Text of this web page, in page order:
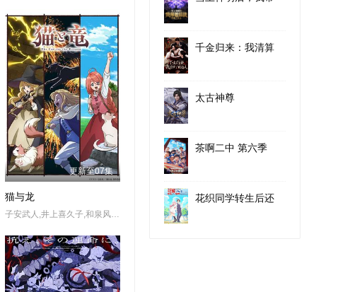
更新至07集
猫与龙
千金归来：我清算
太古神尊
茶啊二中 第六季
花织同学转生后还